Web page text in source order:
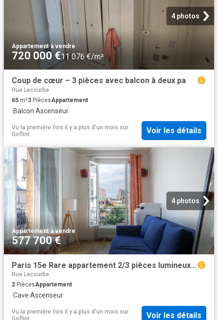
4 photos
Appartement·à vendre
720 000 €11 076 €/m²
Coup de cœur – 3 pièces avec balcon à deux pa
Rue Lecourbe
65 m²3 PiècesAppartement
·Balcon·Ascenseur
Vu la première fois il y a plus d'un mois sur
Goflint
Voir les détails
4 photos
Appartement·à vendre
577 700 €
Paris 15e Rare appartement 2/3 pièces lumineux au coeur du
Rue Lecourbe
2 PiècesAppartement
·Cave·Ascenseur
Vu la première fois il y a plus d'un mois sur
Voir les détails